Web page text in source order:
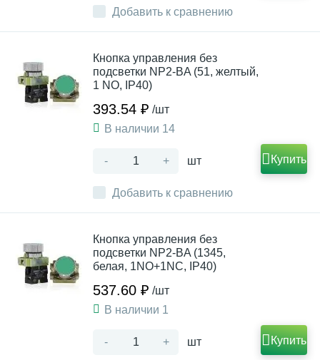
Добавить к сравнению
Добавить к сравнению
Кнопка управления без
подсветки NP2-BA (51, желтый,
1 NO, IP40)
393.54 ₽ /шт
В наличии 14
- + шт Купить
Кнопка управления без
подсветки NP2-BA (1345,
белая, 1NO+1NC, IP40)
537.60 ₽ /шт
В наличии 1
- + шт Купить